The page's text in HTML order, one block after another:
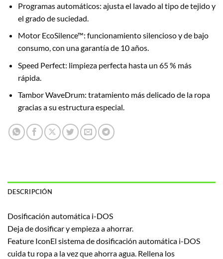
Programas automáticos: ajusta el lavado al tipo de tejido y
el grado de suciedad.
Motor EcoSilence™: funcionamiento silencioso y de bajo
consumo, con una garantía de 10 años.
Speed Perfect: limpieza perfecta hasta un 65 % más
rápida.
Tambor WaveDrum: tratamiento más delicado de la ropa
gracias a su estructura especial.
DESCRIPCIÓN
Dosificación automática i-DOS
Deja de dosificar y empieza a ahorrar.
Feature IconEl sistema de dosificación automática i-DOS
cuida tu ropa a la vez que ahorra agua. Rellena los